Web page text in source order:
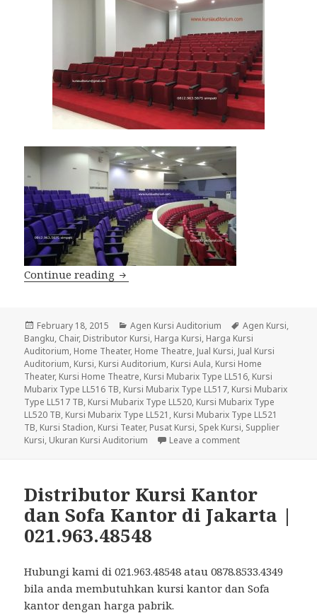
Continue reading Jual Kursi Auditorium | Kwalitas
Posted
on
February 18, 2015 Categories
Agen Kursi Auditorium Tags
Agen Kursi,
Bangku, Chair, Distributor Kursi, Harga Kursi, Harga Kursi
Auditorium, Home Theater, Home Theatre, Jual Kursi, Jual Kursi
Auditorium, Kursi, Kursi Auditorium, Kursi Aula, Kursi Home
Theater, Kursi Home Theatre, Kursi Mubarix Type LL516, Kursi
Mubarix Type LL516 TB, Kursi Mubarix Type LL517, Kursi Mubarix
Type LL517 TB, Kursi Mubarix Type LL520, Kursi Mubarix Type
LL520 TB, Kursi Mubarix Type LL521 , Kursi Mubarix Type LL521
TB, Kursi Stadion, Kursi Teater, Pusat Kursi, Spek Kursi, Supplier
Kursi, Ukuran Kursi Auditorium Leave a comment
Distributor Kursi Kantor
dan Sofa Kantor di Jakarta |
021.963.48548
Hubungi kami di 021.963.48548 atau 0878.8533.4349
bila anda membutuhkan kursi kantor dan Sofa
kantor dengan harga pabrik.